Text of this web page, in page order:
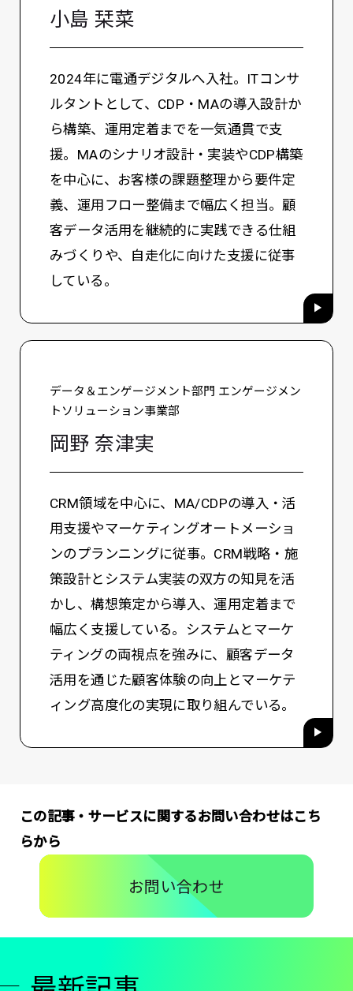
小島 栞菜
2024年に電通デジタルへ入社。ITコンサ
ルタントとして、CDP・MAの導入設計か
ら構築、運用定着までを一気通貫で支
援。MAのシナリオ設計・実装やCDP構築
を中心に、お客様の課題整理から要件定
義、運用フロー整備まで幅広く担当。顧
客データ活用を継続的に実践できる仕組
みづくりや、自走化に向けた支援に従事
している。
岡野 奈津実
データ＆エンゲージメント部門 エンゲージメン
トソリューション事業部
CRM領域を中心に、MA/CDPの導入・活
用支援やマーケティングオートメーショ
ンのプランニングに従事。CRM戦略・施
策設計とシステム実装の双方の知見を活
かし、構想策定から導入、運用定着まで
幅広く支援している。システムとマーケ
ティングの両視点を強みに、顧客データ
活用を通じた顧客体験の向上とマーケテ
ィング高度化の実現に取り組んでいる。
この記事・サービスに関するお問い合わせはこち
らから
お問い合わせ